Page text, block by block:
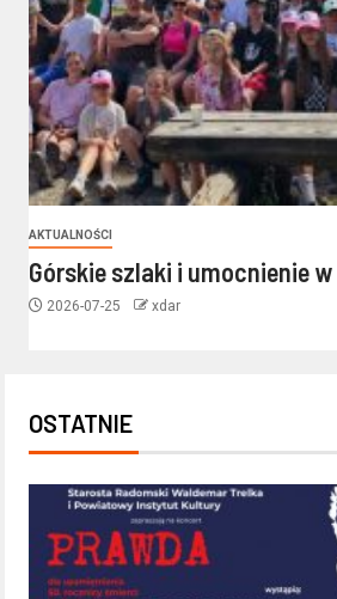
AKTUALNOŚCI
Górskie szlaki i umocnienie
2026-07-25 xdar
OSTATNIE